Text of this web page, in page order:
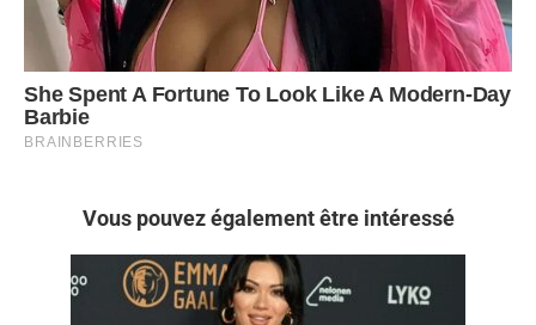
Vous pouvez également être intéressé